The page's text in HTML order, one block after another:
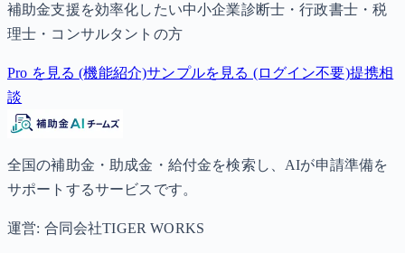
補助金支援を効率化したい中小企業診断士・行政書士・税
理士・コンサルタントの方
Pro を見る (機能紹介)サンプルを見る (ログイン不要)提携相
談
全国の補助金・助成金・給付金を検索し、AIが申請準備を
サポートするサービスです。
運営: 合同会社TIGER WORKS